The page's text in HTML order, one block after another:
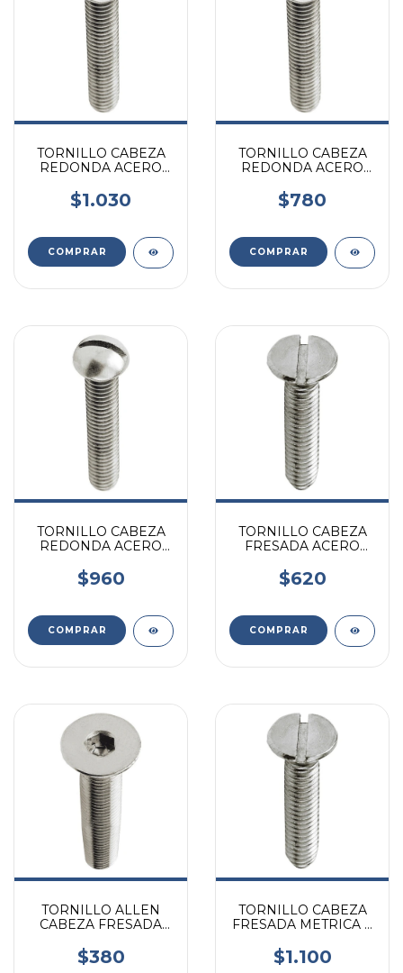
TORNILLO CABEZA
REDONDA ACERO
7/8 X UNIDAD
$1.030
TORNILLO CABEZA
REDONDA ACERO
1/2 UNIDAD
$780
TORNILLO CABEZA
REDONDA ACERO
UNIDAD
$960
TORNILLO CABEZA
FRESADA ACERO
UNIDAD
$620
TORNILLO ALLEN
CABEZA FRESADA
X 1 UNIDAD
$380
TORNILLO CABEZA
FRESADA METRICA 8
$1.100